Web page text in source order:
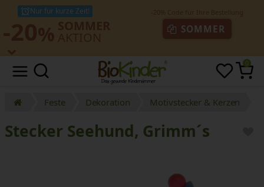
Nur für kurze Zeit!
SOMMER
0
Feste Dekoration Motivstecker & Kerzen
Stecker Seehund, Grimm´s